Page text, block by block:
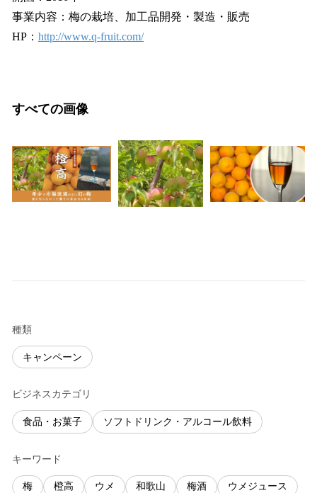
事業内容：梅の栽培、加工品開発・製造・販売
HP： http://www.q-fruit.com/
すべての画像
種類
キャンペーン
ビジネスカテゴリ
食品・お菓子 ソフトドリンク・アルコール飲料
キーワード
梅 橙高 ウメ 和歌山 梅酒 ウメジュース